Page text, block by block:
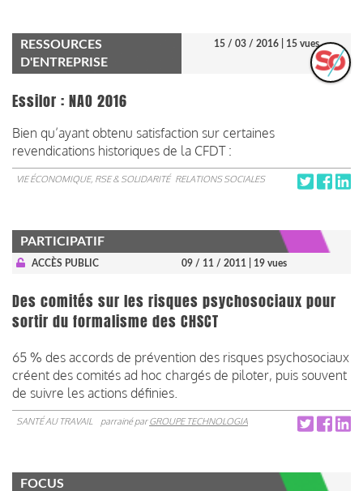
RESSOURCES
D'ENTREPRISE
15 / 03 / 2016 | 15 vues
Essilor : NAO 2016
Bien qu’ayant obtenu satisfaction sur certaines
revendications historiques de la CFDT :
VIE ÉCONOMIQUE, RSE & SOLIDARITÉ RELATIONS SOCIALES
PARTICIPATIF
ACCÈS PUBLIC 09 / 11 / 2011 | 19 vues
Des comités sur les risques psychosociaux pour
sortir du formalisme des CHSCT
65 % des accords de prévention des risques psychosociaux
créent des comités ad hoc chargés de piloter, puis souvent
de suivre les actions définies.
SANTÉ AU TRAVAIL parrainé parGROUPE TECHNOLOGIA
FOCUS